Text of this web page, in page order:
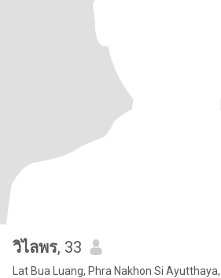
วิไลพร, 33
Lat Bua Luang, Phra Nakhon Si